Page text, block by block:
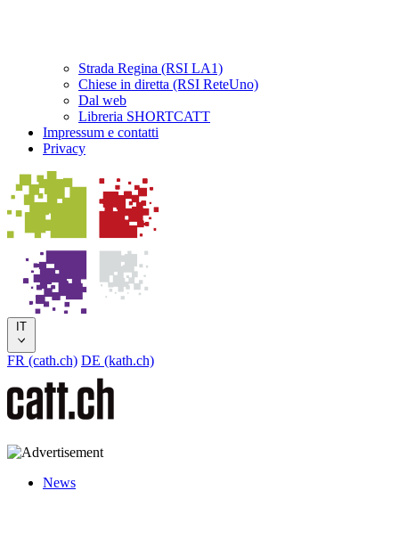
Strada Regina (RSI LA1)
Chiese in diretta (RSI ReteUno)
Dal web
Libreria SHORTCATT
Impressum e contatti
Privacy
IT
FR (cath.ch) DE (kath.ch)
News